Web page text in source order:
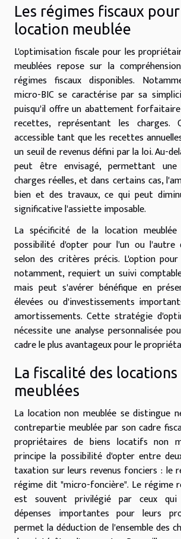
Les régimes fiscaux
location meublée
L'optimisation fiscale pour les
meublées repose sur la
régimes fiscaux disponibles.
micro-BIC se caractérise par sa
puisqu'il offre un abattement
recettes, représentant les charges.
accessible tant que les recettes
un seuil de revenus défini par la loi. Au-
peut être envisagé, permettant une
charges réelles, et dans certains cas,
bien et des travaux, ce qui peut
significative l'assiette imposable.
La spécificité de la location
possibilité d'opter pour l'un ou l'autre
selon des critères précis. L'option
notamment, requiert un suivi
mais peut s'avérer bénéfique en
élevées ou d'investissements
amortissements. Cette stratégie
nécessite une analyse personnalisée
cadre le plus avantageux pour le
La fiscalité des locations
meublées
La location non meublée se distingue
contrepartie meublée par son cadre
propriétaires de biens locatifs non
principe la possibilité d'opter entre
taxation sur leurs revenus fonciers : le
régime dit "micro-foncière". Le régime
est souvent privilégié par ceux qui
dépenses importantes pour leurs
permet la déduction de l'ensemble des